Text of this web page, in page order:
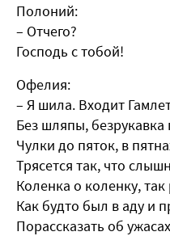
Полоний:
– Отчего?
Господь с тобой!
Офелия:
– Я шила. Входит
Без шляпы,
Чулки до пяток, в
Трясется так, что
Коленка о коленку, так
Как будто был в аду и
Порассказать об